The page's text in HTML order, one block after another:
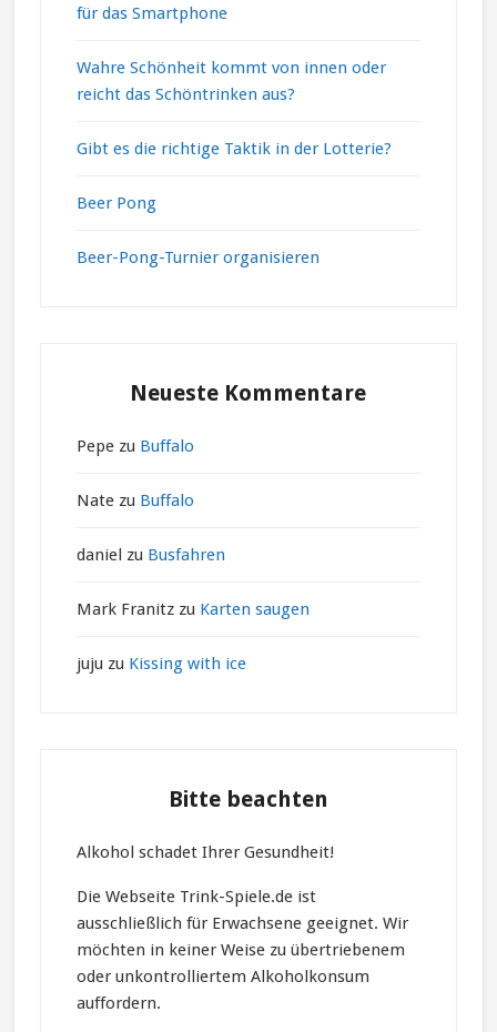
für das Smartphone
Wahre Schönheit kommt von innen oder
reicht das Schöntrinken aus?
Gibt es die richtige Taktik in der Lotterie?
Beer Pong
Beer-Pong-Turnier organisieren
Neueste Kommentare
Pepezu Buffalo
Natezu Buffalo
daniel zu Busfahren
Mark Franitzzu Karten saugen
juju zu Kissing with ice
Bitte beachten
Alkohol schadet Ihrer Gesundheit!
Die Webseite Trink-Spiele.de ist
ausschließlich für Erwachsene geeignet. Wir
möchten in keiner Weise zu übertriebenem
oder unkontrolliertem Alkoholkonsum
auffordern.